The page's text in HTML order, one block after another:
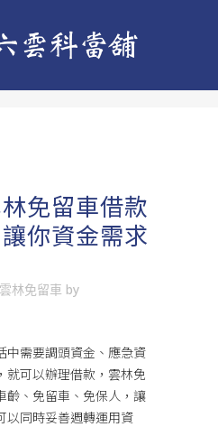
免留車借款
你資金需求
雲林免留車 by
中需要調頭資金、應急資
可以辦理借款， 雲林免
齡、免留車、免保人，讓
以同時妥善週轉運用資